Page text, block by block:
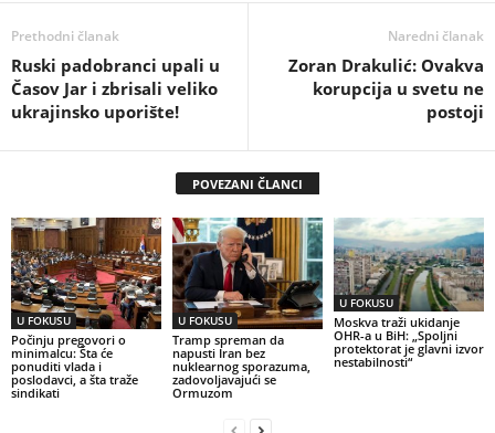
Prethodni članak
Ruski padobranci upali u
Časov Jar i zbrisali veliko
ukrajinsko uporište!
Naredni članak
Zoran Drakulić: Ovakva
korupcija u svetu ne
postoji
POVEZANI ČLANCI
U FOKUSU
Počinju pregovori o
minimalcu: Šta će
ponuditi vlada i
poslodavci, a šta traže
sindikati
U FOKUSU
Tramp spreman da
napusti Iran bez
nuklearnog sporazuma,
zadovoljavajući se
Ormuzom
U FOKUSU
Moskva traži ukidanje
OHR-a u BiH: „Spoljni
protektorat je glavni izvor
nestabilnosti“